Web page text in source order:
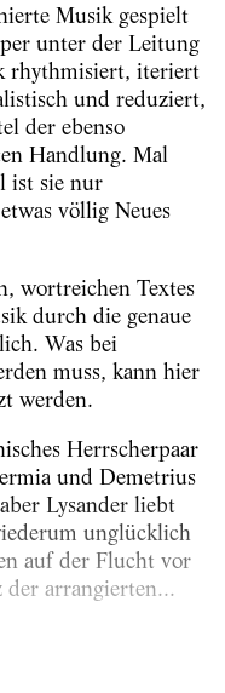
Musik gespielt
unter der Leitung
rhythmisiert, iteriert
und reduziert,
der ebenso
Handlung. Mal
ist sie nur
völlig Neues
wortreichen Textes
durch die genaue
Was bei
muss, kann hier
werden.
Herrscherpaar
und Demetrius
Lysander liebt
unglücklich
auf der Flucht vor
der arrangierten...